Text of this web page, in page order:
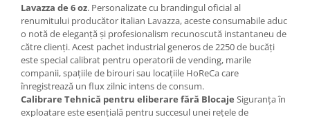
Lavazza de 6 oz. Personalizate cu brandingul oficial al
renumitului producător italian Lavazza, aceste consumabile aduc
o notă de eleganță și profesionalism recunoscută instantaneu de
către clienți. Acest pachet industrial generos de 2250 de bucăți
este special calibrat pentru operatorii de vending, marile
companii, spațiile de birouri sau locațiile HoReCa care
înregistrează un flux zilnic intens de consum.
Calibrare Tehnică pentru eliberare fără Blocaje Siguranța în
exploatare este esențială pentru succesul unei rețele de